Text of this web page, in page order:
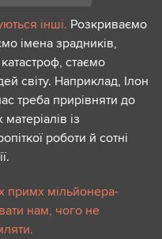
інші. Розкриваємо
імена зрадників,
стаємо
світу. Наприклад, Ілон
треба прирівняти до
із
роботи й сотні
примх мільйонера-
нам, чого не